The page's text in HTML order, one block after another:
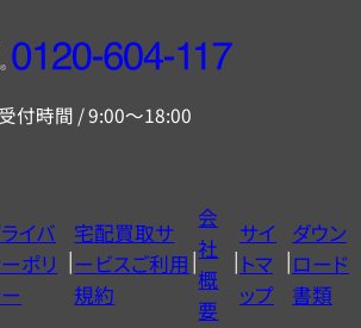
フ
ー
ヤ
ル
0120604117
受付時間 / 9:00～18:00
イバ
ポリ
宅配買取サ
ービスご利用
規約
会
社
概
要
サイ
トマ
ップ
ダウン
ロード
書類